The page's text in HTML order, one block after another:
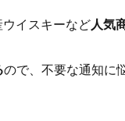
イスキーなど人気
ので、不要な通知に